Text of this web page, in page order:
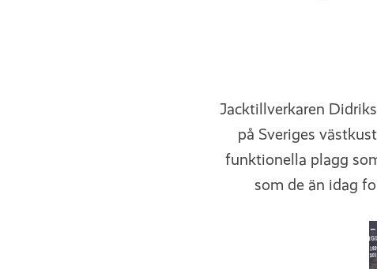
Jacktillverkaren
på Sveriges
funktionella plagg
som de än idag